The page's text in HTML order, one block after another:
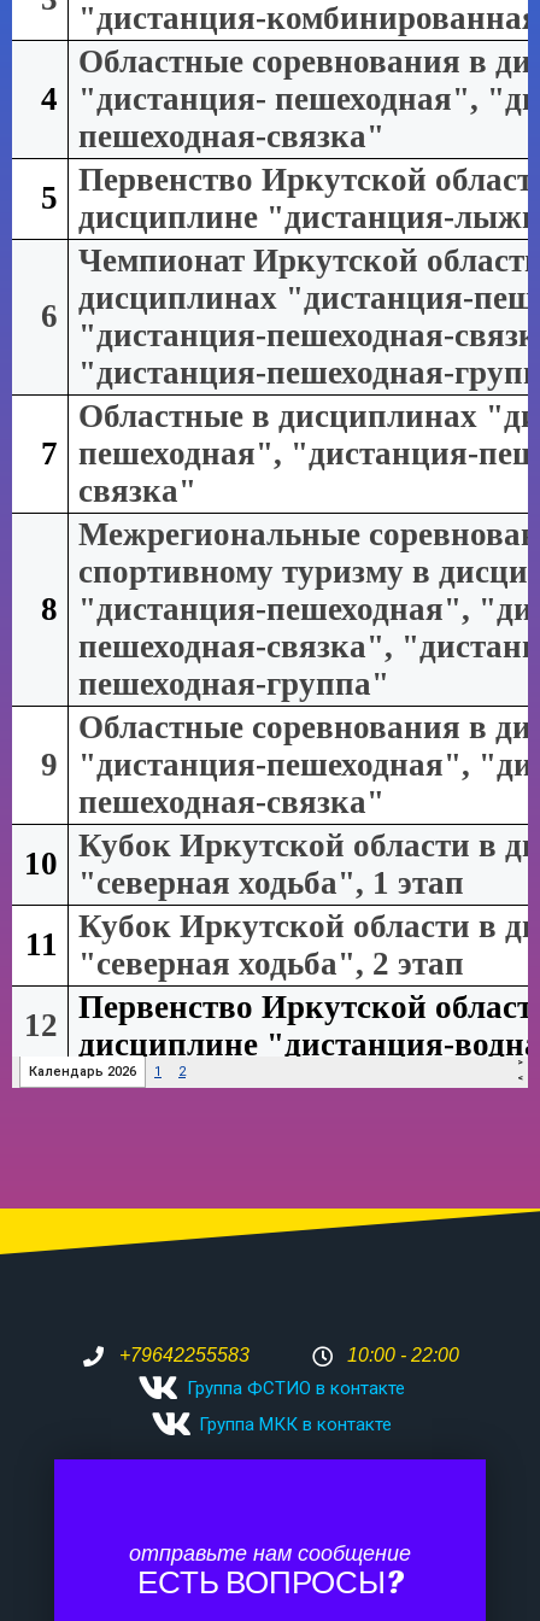
+79642255583 10:00 - 22:00
Группа ФСТИО в контакте
Группа МКК в контакте
отправьте нам сообщение
ЕСТЬ ВОПРОСЫ?